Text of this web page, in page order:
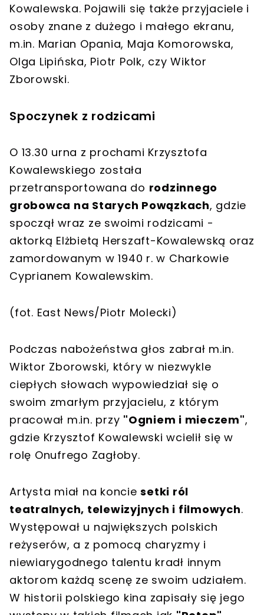
Kowalewska. Pojawili się także przyjaciele i
osoby znane z dużego i małego ekranu,
m.in. Marian Opania, Maja Komorowska,
Olga Lipińska, Piotr Polk, czy Wiktor
Zborowski.
Spoczynek z rodzicami
O 13.30 urna z prochami Krzysztofa
Kowalewskiego została
przetransportowana do rodzinnego
grobowca na Starych Powązkach, gdzie
spoczął wraz ze swoimi rodzicami -
aktorką Elżbietą Herszaft-Kowalewską oraz
zamordowanym w 1940 r. w Charkowie
Cyprianem Kowalewskim.
(fot. East News/Piotr Molecki)
Podczas nabożeństwa głos zabrał m.in.
Wiktor Zborowski, który w niezwykle
ciepłych słowach wypowiedział się o
swoim zmarłym przyjacielu, z którym
pracował m.in. przy "Ogniem i mieczem",
gdzie Krzysztof Kowalewski wcielił się w
rolę Onufrego Zagłoby.
Artysta miał na konciesetki ról
teatralnych, telewizyjnych i filmowych.
Występował u największych polskich
reżyserów, a z pomocą charyzmy i
niewiarygodnego talentu kradł innym
aktorom każdą scenę ze swoim udziałem.
W historii polskiego kina zapisały się jego